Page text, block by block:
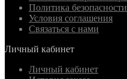
Политика безопасности
Условия соглашения
Связаться с нами
Личный кабинет
Личный кабинет